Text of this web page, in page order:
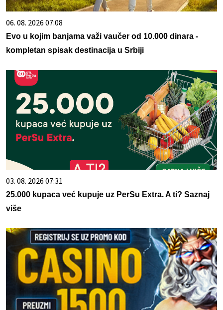
06. 08. 2026 07:08
Evo u kojim banjama važi vaučer od 10.000 dinara -
kompletan spisak destinacija u Srbiji
03. 08. 2026 07:31
25.000 kupaca već kupuje uz PerSu Extra. A ti? Saznaj
više